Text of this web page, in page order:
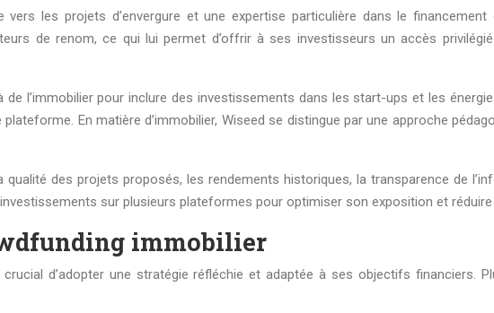
les projets d’envergure et une expertise particulière dans le
de renom, ce qui lui permet d’offrir à ses investisseurs un accès
l’immobilier pour inclure des investissements dans les start-ups et les
En matière d’immobilier, Wiseed se distingue par une approche
des projets proposés, les rendements historiques, la transparence de
sur plusieurs plateformes pour optimiser son exposition et réduire
immobilier
d’adopter une stratégie réfléchie et adaptée à ses objectifs financiers.